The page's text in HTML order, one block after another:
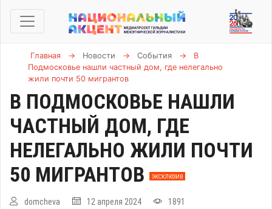
Главная → Новости → События →
В
Подмосковье нашли частный дом, где нелегально
жили почти 50 мигрантов
В ПОДМОСКОВЬЕ НАШЛИ
ЧАСТНЫЙ ДОМ, ГДЕ
НЕЛЕГАЛЬНО ЖИЛИ ПОЧТИ
50 МИГРАНТОВ
ЭКСКЛЮЗИВ
domcheva 12 апреля 2024
1891